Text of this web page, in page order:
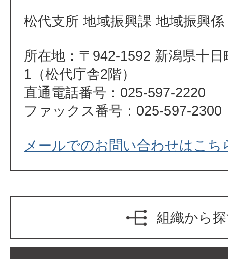
松代支所 地域振興課 地域振興係
所在地：〒942-1592 新潟県十
1（松代庁舎2階）
直通電話番号：025-597-2220
ファックス番号：025-597-2300
メールでのお問い合わせはこち
組織から